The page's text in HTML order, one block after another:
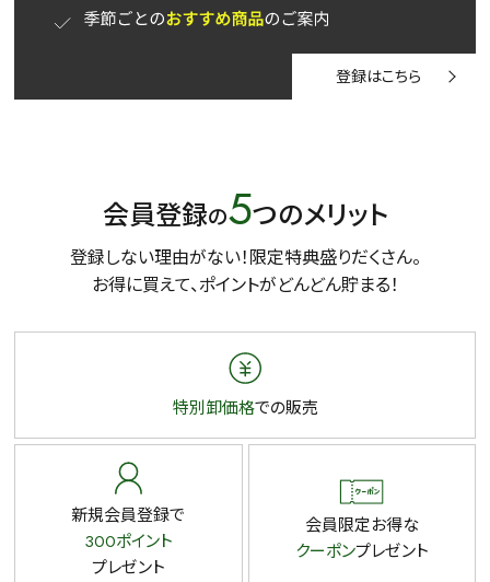
登録はこちら
会員登録の5つのメリット
登録しない理由がない！限定特典盛りだくさん。
お得に買えて、ポイントがどんどん貯まる！
特別卸価格での販売
新規会員登録で
300ポイント
プレゼント
会員限定お得な
クーポンプレゼント